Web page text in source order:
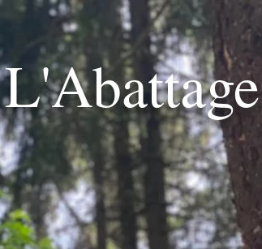
LE RÉEMPLOI DU BOIS BLOG
L'Abattage